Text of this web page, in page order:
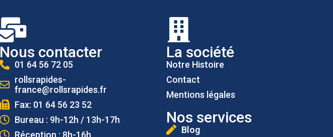
Nous contacter
01 64 56 72 05
rollsrapides-
france@rollsrapides.fr
Fax: 01 64 56 23 52
Bureau : 9h-12h / 13h-17h
Réception : 8h-16h
La société
Notre Histoire
Contact
Mentions légales
Nos services
Blog